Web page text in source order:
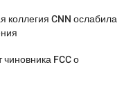
коллегия CNN ослабила
FCC о